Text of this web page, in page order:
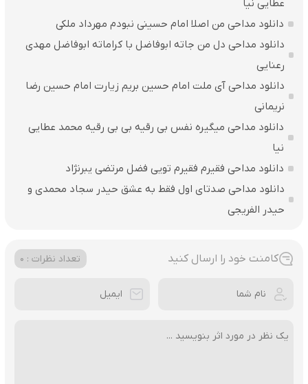
عطایی نیا
دانلود مداحی من اصلا امام حسینی نبودم مهرداد ملکی
دانلود مداحی دل من جاته ابوفاضل با کراماته ابوفاضل مهدی
رعنایی
دانلود مداحی آی ملت امام حسین بریم زیارت امام حسین رضا
نریمانی
دانلود مداحی میگیره نفس بی رقیه بی بی رقیه محمد عطایی
نیا
دانلود مداحی فقیرم فقیرم تویی فضل مرتضی یبرنژاد
دانلود مداحی صدتای اول فقط به عشق حیدر سجاد محمدی و
حیدر الفریجی
کامنت خود را ارسال کنید تعداد نظرات : 0